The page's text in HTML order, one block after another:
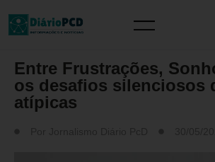
Entre Frustrações,
os desafios silenciosos
atípicas